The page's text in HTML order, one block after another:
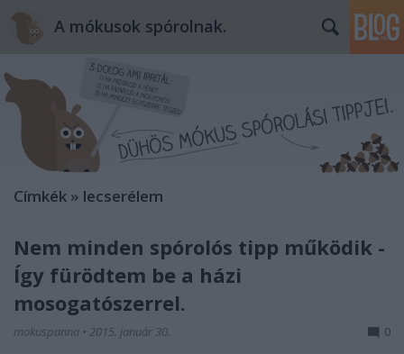
A mókusok spórolnak.
Címkék » lecserélem
Nem minden spórolós tipp működik -
Így fürödtem be a házi
mosogatószerrel.
mokuspanna • 2015. január 30. 0